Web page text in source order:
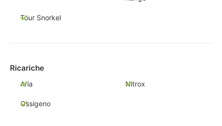
Tour Snorkel
Ricariche
Aria Nitrox
Ossigeno